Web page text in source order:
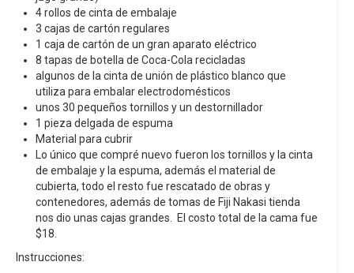
4 rollos de cinta de embalaje
3 cajas de cartón regulares
1 caja de cartón de un gran aparato eléctrico
8 tapas de botella de Coca-Cola recicladas
algunos de la cinta de unión de plástico blanco que
utiliza para embalar electrodomésticos
unos 30 pequeños tornillos y un destornillador
1 pieza delgada de espuma
Material para cubrir
Lo único que compré nuevo fueron los tornillos y la cinta
de embalaje y la espuma, además el material de
cubierta, todo el resto fue rescatado de obras y
contenedores, además de tomas de Fiji Nakasi tienda
nos dio unas cajas grandes. El costo total de la cama fue
$18.
Instrucciones: